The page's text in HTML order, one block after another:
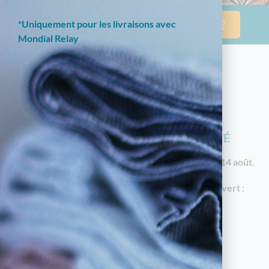
NOTRE BOUTIQUE EN LIGNE EST
ACTUELLEMENT EN CONGÉS D'ÉTÉ
Les commandes reprendront à partir duvendredi 14 août
En attendant, notre magasin à Limoges reste ouvert :
18 av. Garibaldi, 87000 Limoges
Horaires d'été : du mardi au samedi de 10h à
05.55.79.22.49
*Uniquement pour les livraisons avec
Mondial Relay